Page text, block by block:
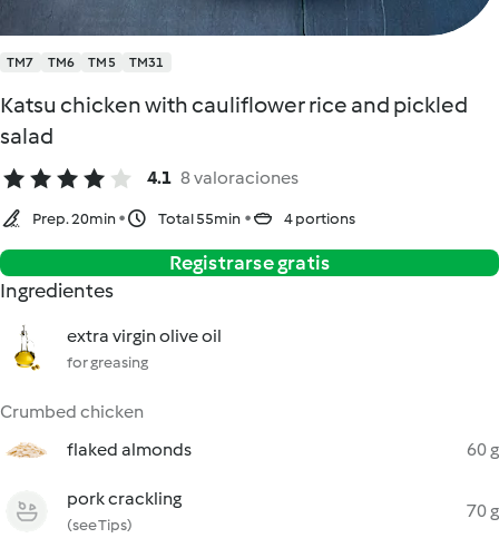
TM7 TM6 TM5 TM31
Katsu chicken with cauliflower rice and pickled
salad
4.1 8 valoraciones
Prep. 20min Total 55min 4 portions
Registrarse gratis
Ingredientes
extra virgin olive oil
for greasing
Crumbed chicken
flaked almonds
60 g
pork crackling
(see Tips)
70 g